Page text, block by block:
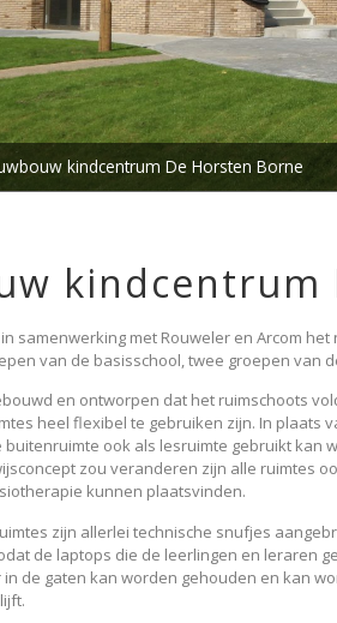
kindcentrum De Horsten Borne
kindcentrum
samenwerking met Rouweler en Arcom
van de basisschool, twee groepen van
en ontworpen dat het ruimschoots
heel flexibel te gebruiken zijn. In
ook als lesruimte gebruikt kan
zou veranderen zijn alle ruimtes
kunnen plaatsvinden.
zijn allerlei technische snufjes
de laptops die de leerlingen en leraren
in de gaten kan worden gehouden en kan